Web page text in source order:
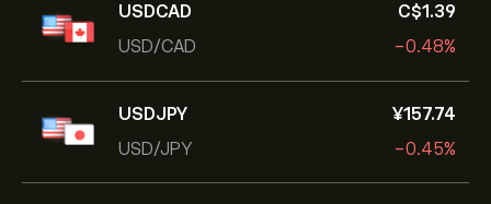
USDCAD
USD/CAD
‎C$‎1.39
-0.48%
USDJPY
USD/JPY
‎¥‎157.74
-0.45%